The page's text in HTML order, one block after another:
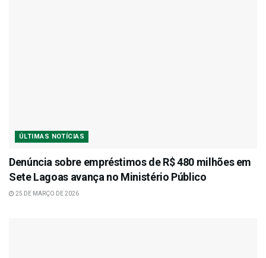
ÚLTIMAS NOTÍCIAS
Denúncia sobre empréstimos de R$ 480 milhões em
Sete Lagoas avança no Ministério Público
25 DE MARÇO DE 2026